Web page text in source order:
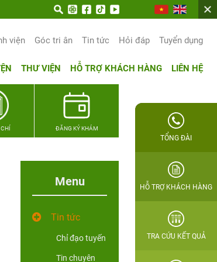
viện Góc tri ân Tin tức Hỏi đáp Tuyển dụng
THƯ VIỆN HỖ TRỢ KHÁCH HÀNG LIÊN HỆ
ĐĂNG KÝ KHÁM
Menu
Tin tức
Chỉ đạo tuyến
Tin chuyên
TỔNG ĐÀI
HỖ TRỢ KHÁCH HÀNG
TRA CỨU KẾT QUẢ